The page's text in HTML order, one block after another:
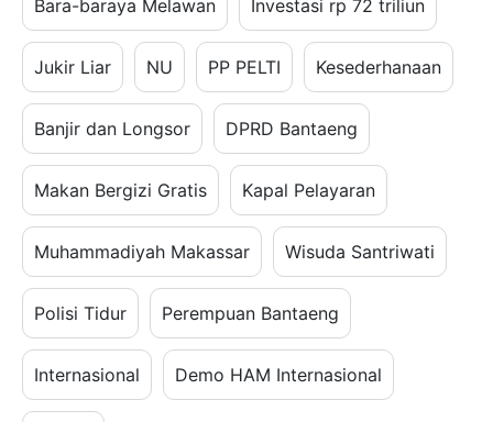
Bara-baraya Melawan Investasi rp 72 triliun
Jukir Liar NU PP PELTI Kesederhanaan
Banjir dan Longsor DPRD Bantaeng
Makan Bergizi Gratis Kapal Pelayaran
Muhammadiyah Makassar Wisuda Santriwati
Polisi Tidur Perempuan Bantaeng
Internasional Demo HAM Internasional